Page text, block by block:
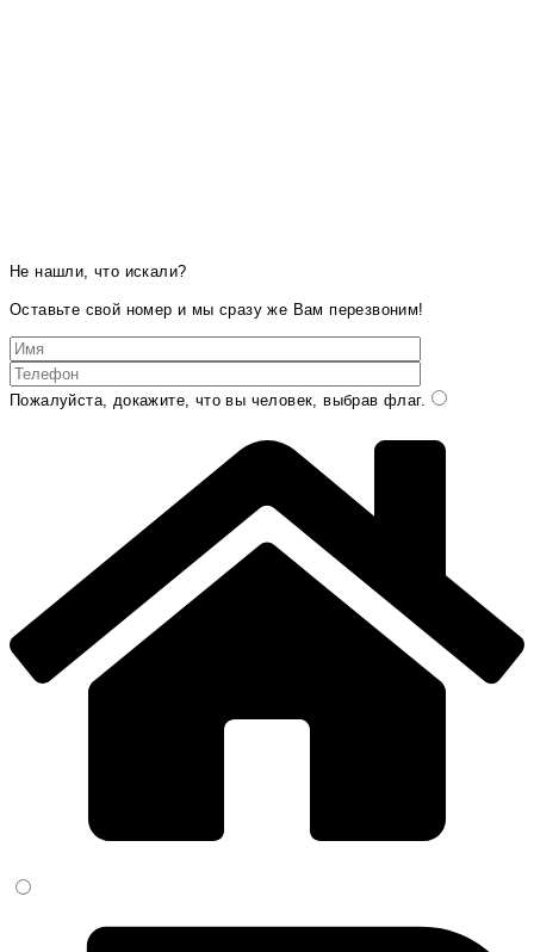
Не нашли, что искали?
Оставьте свой номер и мы сразу же Вам перезвоним!
Пожалуйста, докажите, что вы человек, выбрав флаг.